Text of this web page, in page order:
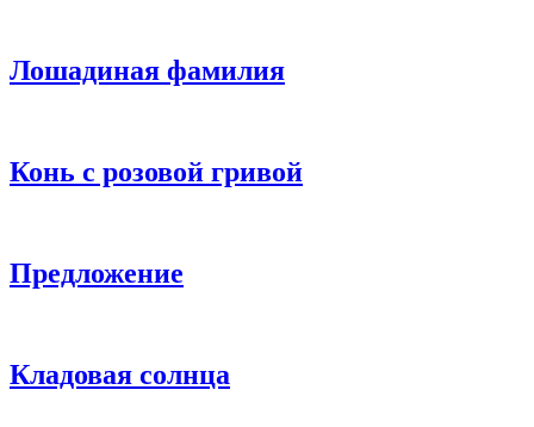
Лошадиная фамилия
Конь с розовой гривой
Предложение
Кладовая солнца